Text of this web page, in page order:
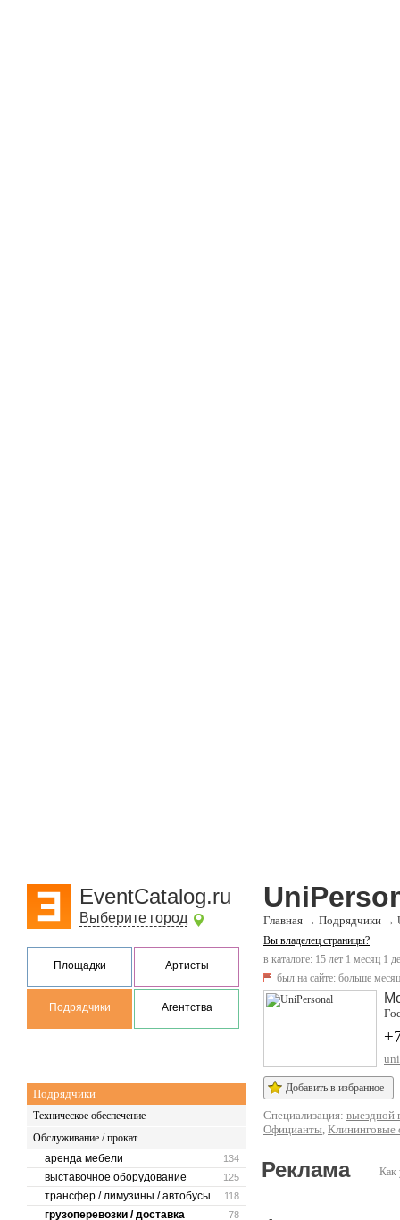
EventCatalog.ru
Выберите город
Площадки Артисты
Подрядчики Агентства
Подрядчики
Техническое обеспечение
Обслуживание / прокат
134
аренда мебели
125
выставочное оборудование
118
трансфер / лимузины / автобусы
78
грузоперевозки / доставка
Главная → Подрядчики →
Вы владелец страницы?
в каталоге: 15 лет 1 месяц 1
был на сайте: больше
Добавить в избранное
Специализация: выездной
Официанты, Клининговые
Как
Реклама